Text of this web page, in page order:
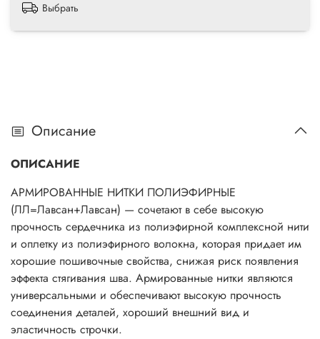
Выбрать
Описание
ОПИСАНИЕ
АРМИРОВАННЫЕ НИТКИ ПОЛИЭФИРНЫЕ
(ЛЛ=Лавсан+Лавсан) — сочетают в себе высокую
прочность сердечника из полиэфирной комплексной нити
и оплетку из полиэфирного волокна, которая придает им
хорошие пошивочные свойства, снижая риск появления
эффекта стягивания шва. Армированные нитки являются
универсальными и обеспечивают высокую прочность
соединения деталей, хороший внешний вид и
эластичность строчки.